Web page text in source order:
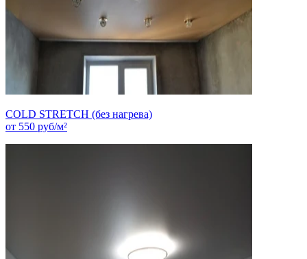
COLD STRETCH (без нагрева)
от 550 руб/м²